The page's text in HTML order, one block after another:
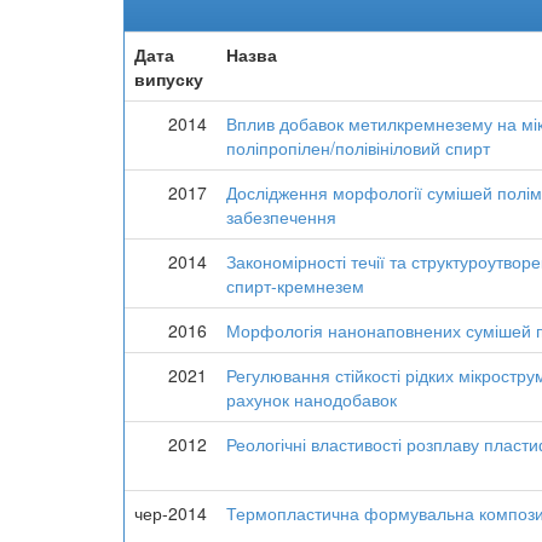
Дата
випуску
Назва
2014
Вплив добавок метилкремнезему на
поліпропілен/полівініловий спирт
2017
Дослідження морфології сумішей
забезпечення
2014
Закономірності течії та
спирт-кремнезем
2016
Морфологія нанонаповнених сумішей
2021
Регулювання стійкості рідких
рахунок нанодобавок
2012
Реологічні властивості розплаву
чер-2014
Термопластична формувальна